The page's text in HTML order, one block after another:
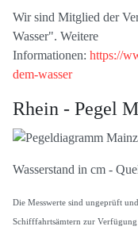
Wir sind Mitglied der
Wasser". Weitere
Informationen: https://
dem-wasser
Rhein - Pegel
Wasserstand in cm -
Die Messwerte sind ungeprüft
Schifffahrtsämtern zur Verfügung